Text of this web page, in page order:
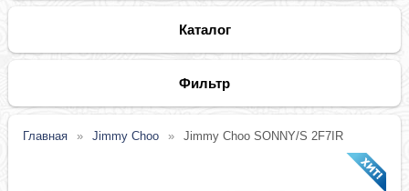
Каталог
Фильтр
Главная Jimmy Choo Jimmy Choo SONNY/S 2F7IR